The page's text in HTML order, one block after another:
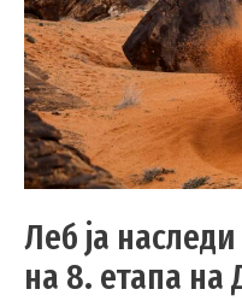
Леб ја
на 8. етапа на